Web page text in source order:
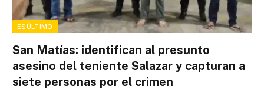
ESÚLTIMO
San Matías: identifican al presunto
asesino del teniente Salazar y capturan a
siete personas por el crimen